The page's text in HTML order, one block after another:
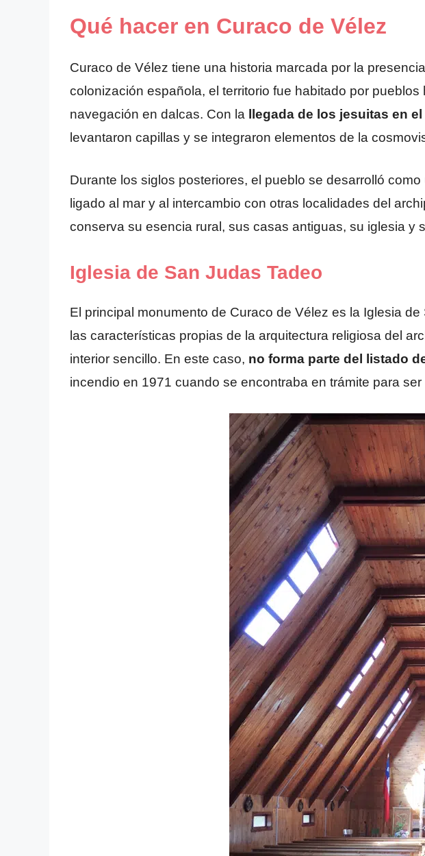
Qué hacer en Curaco de Vélez
Curaco de Vélez tiene una historia marcada por la
colonización española, el territorio fue habitado por
navegación en dalcas. Con la
llegada de los jesuitas en
levantaron capillas y se integraron elementos de la
Durante los siglos posteriores, el pueblo se desarrolló
ligado al mar y al intercambio con otras localidades del
conserva su esencia rural, sus casas antiguas, su iglesia y
Iglesia de San Judas Tadeo
El principal monumento de Curaco de Vélez es la Iglesia
las características propias de la arquitectura religiosa del
interior sencillo. En este caso, no forma parte del listado
incendio en 1971 cuando se encontraba en trámite para